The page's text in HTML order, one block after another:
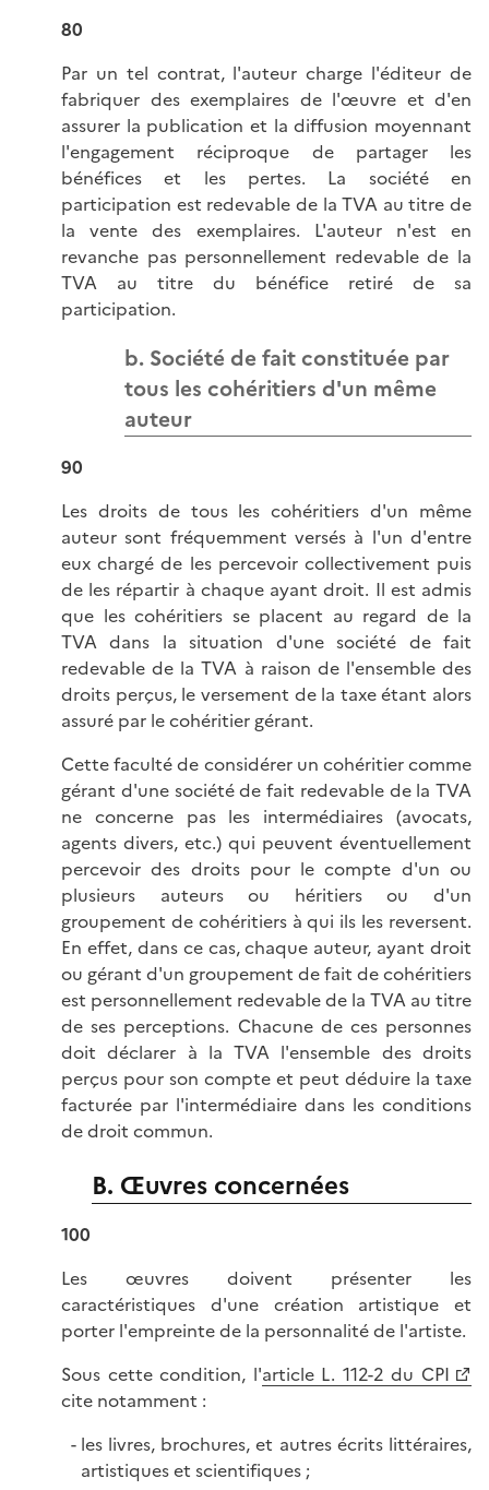
80
Par un tel contrat, l'auteur charge l'éditeur de
fabriquer des exemplaires de l'œuvre et d'en
assurer la publication et la diffusion moyennant
l'engagement réciproque de partager les
bénéfices et les pertes. La société en
participation est redevable de la TVA au titre de
la vente des exemplaires. L'auteur n'est en
revanche pas personnellement redevable de la
TVA au titre du bénéfice retiré de sa
participation.
b. Société de fait constituée par
tous les cohéritiers d'un même
auteur
90
Les droits de tous les cohéritiers d'un même
auteur sont fréquemment versés à l'un d'entre
eux chargé de les percevoir collectivement puis
de les répartir à chaque ayant droit. Il est admis
que les cohéritiers se placent au regard de la
TVA dans la situation d'une société de fait
redevable de la TVA à raison de l'ensemble des
droits perçus, le versement de la taxe étant alors
assuré par le cohéritier gérant.
Cette faculté de considérer un cohéritier comme
gérant d'une société de fait redevable de la TVA
ne concerne pas les intermédiaires (avocats,
agents divers, etc.) qui peuvent éventuellement
percevoir des droits pour le compte d'un ou
plusieurs auteurs ou héritiers ou d'un
groupement de cohéritiers à qui ils les reversent.
En effet, dans ce cas, chaque auteur, ayant droit
ou gérant d'un groupement de fait de cohéritiers
est personnellement redevable de la TVA au titre
de ses perceptions. Chacune de ces personnes
doit déclarer à la TVA l'ensemble des droits
perçus pour son compte et peut déduire la taxe
facturée par l'intermédiaire dans les conditions
de droit commun.
B. Œuvres concernées
100
Les œuvres doivent présenter les
caractéristiques d'une création artistique et
porter l'empreinte de la personnalité de l'artiste.
Sous cette condition, l'article L. 112-2 du CPI
cite notamment :
les livres, brochures, et autres écrits littéraires,
artistiques et scientifiques ;